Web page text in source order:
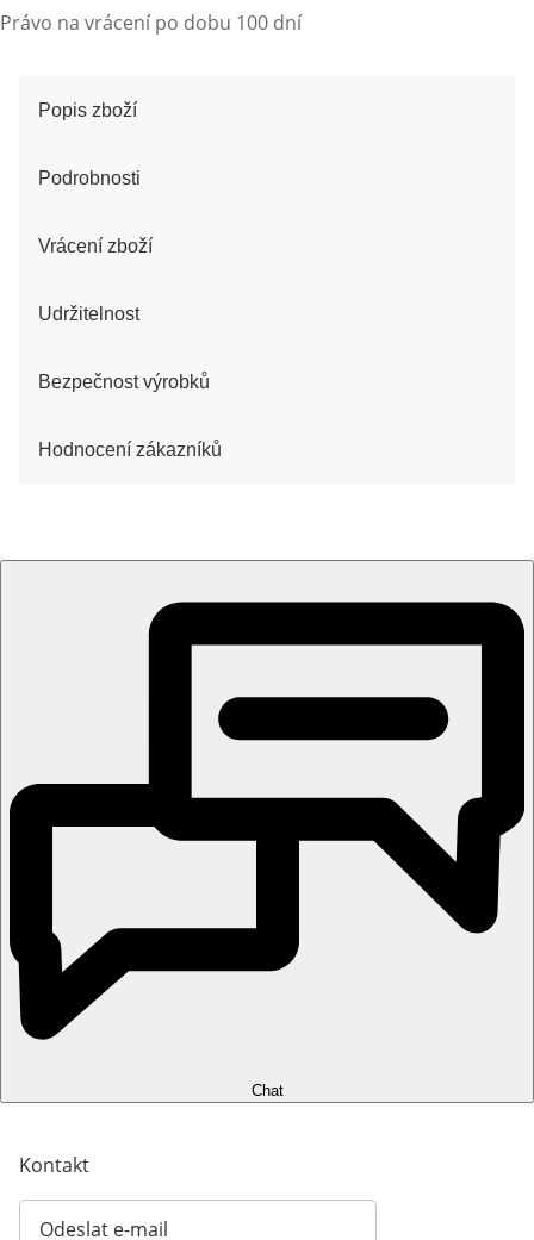
Právo na vrácení po dobu 100 dní
Popis zboží
Podrobnosti
Vrácení zboží
Udržitelnost
Bezpečnost výrobků
Hodnocení zákazníků
Chat
Kontakt
Odeslat e-mail